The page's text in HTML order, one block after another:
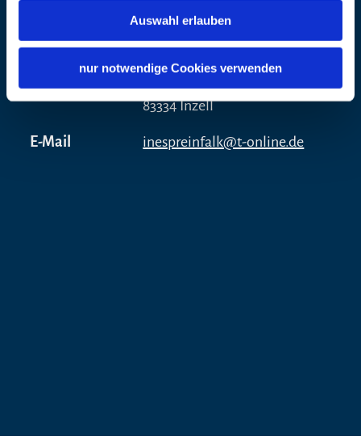
Auswahl erlauben
nur notwendige Cookies verwenden
83334 Inzell
E-Mail inespreinfalk@t-online.de